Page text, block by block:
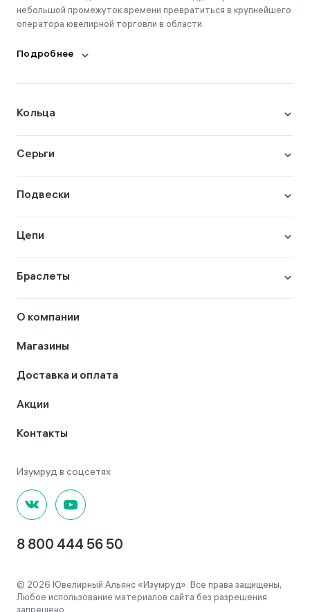
небольшой промежуток времени превратиться в крупнейшего
оператора ювелирной торговли в области.
Подробнее
Кольца
Серьги
Подвески
Цепи
Браслеты
О компании
Магазины
Доставка и оплата
Акции
Контакты
8 800 444 56 50
© 2026 Ювелирный Альянс «Изумруд». Все права защищены,
Любое использование материалов сайта без разрешения
запрещено.